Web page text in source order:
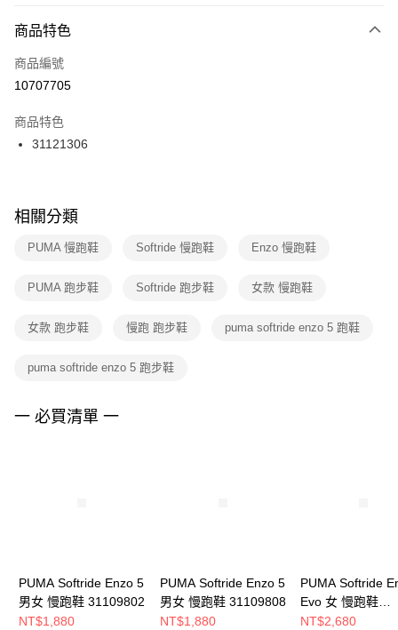
３．安心：先確認商品／服務後，再付款。
【「AFTEE先享後付」結帳流程】
１．於結帳方式選擇「AFTEE先享後付」後，將跳轉至「AFTEE先享後付」
２．訂單成立數日內，您將收到繳費通知簡訊。
３．收到繳費通知簡訊後14天內，點擊此簡訊中的連結，可透過四大超商／
ATM／網路銀行／等多元方式進行付款，方視為交易完成。
※ 交易是否成功請以「AFTEE先享後付 」之結帳頁面顯示為準，若有關於
是否繳費成功／繳費後需取消欲退款等相關疑問，請聯繫「AFTEE先享後付
客戶支援中心」https://netprotections.freshdesk.com/support/home
１．透過由恩沛科技股份有限公司提供之「AFTEE先享後付」服務完成之交
權轉讓予恩沛科技股份有限公司。
３．未成年的使用者請事先徵得法定代理人或監護人之同意方可使用
４．使用「AFTEE先享後付」時，將依據個別帳號之用戶狀況，依本公司即
每筆NT$100，滿NT$1,500(含以上)免運費
宅配
每筆NT$100，滿NT$1,500(含以上)免運費
商品特色
商品編號
10707705
商品特色
31121306
相關分類
PUMA 慢跑鞋 Softride 慢跑鞋 Enzo 慢跑鞋
PUMA 跑步鞋 Softride 跑步鞋 女款 慢跑鞋
女款 跑步鞋 慢跑 跑步鞋 puma softride enzo 5 跑鞋
puma softride enzo 5 跑步鞋
一 必買清單 一
PUMA Softride Enzo 5
男女 慢跑鞋 31109802
NT$1,880
PUMA Softride Enzo 5
男女 慢跑鞋 31109808
NT$1,880
PUMA Softride
Evo 女 慢跑鞋
37704821
NT$2,680